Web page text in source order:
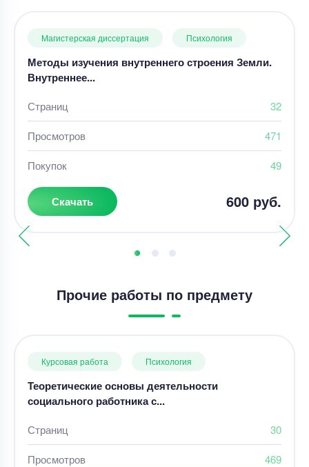
Магистерская диссертация Психология
Методы изучения внутреннего строения Земли.
Внутреннее...
Страниц 32
Просмотров 471
Покупок 49
Скачать 600 руб.
Прочие работы по предмету
Курсовая работа Психология
Теоретические основы деятельности
социального работника с...
Страниц 30
Просмотров 469